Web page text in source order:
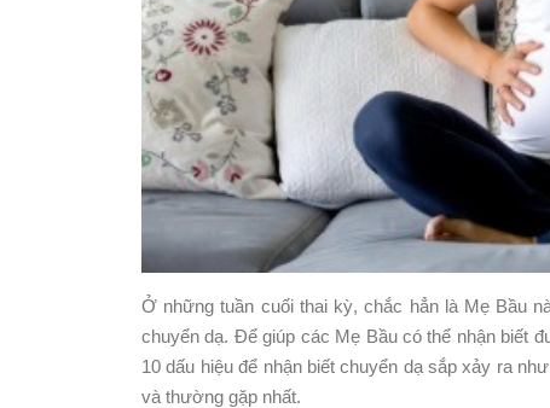
Ở những tuần cuối thai kỳ, chắc hẳn là Mẹ Bầu
chuyển dạ. Để giúp các Mẹ Bầu có thể nhận biết
10 dấu hiệu để nhận biết chuyển dạ sắp xảy ra
và thường gặp nhất.